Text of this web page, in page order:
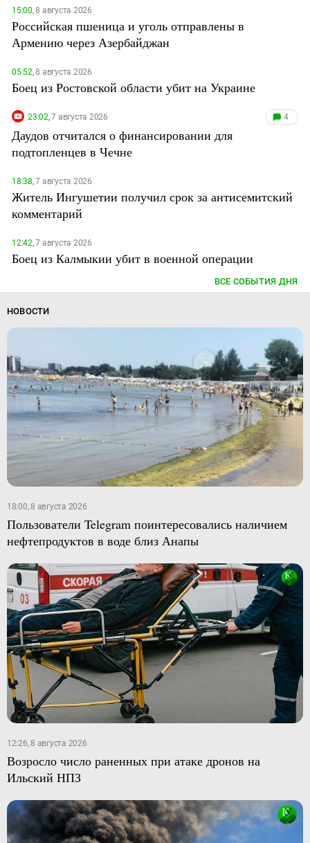
15:00,8 августа 2026
Российская пшеница и уголь отправлены в
Армению через Азербайджан
05:52,8 августа 2026
Боец из Ростовской области убит на Украине
23:02,7 августа 2026 4
Даудов отчитался о финансировании для
подтопленцев в Чечне
18:38,7 августа 2026
Житель Ингушетии получил срок за антисемитский
комментарий
12:42,7 августа 2026
Боец из Калмыкии убит в военной операции
ВСЕ СОБЫТИЯ ДНЯ
НОВОСТИ
18:00, 8 августа 2026
Пользователи Telegram поинтересовались наличием
нефтепродуктов в воде близ Анапы
12:26, 8 августа 2026
Возросло число раненных при атаке дронов на
Ильский НПЗ